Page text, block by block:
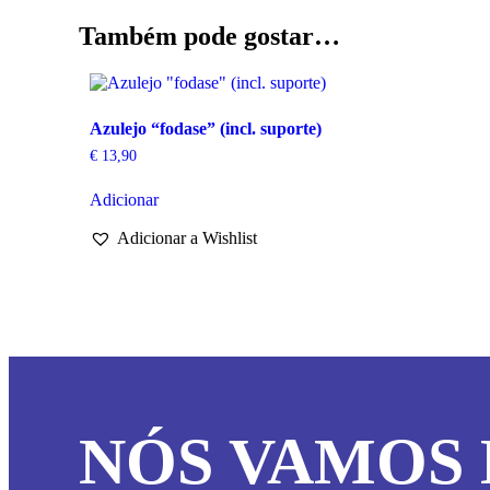
Também pode gostar…
Azulejo “fodase” (incl. suporte)
€ 13,90
Adicionar
Adicionar a Wishlist
NÓS